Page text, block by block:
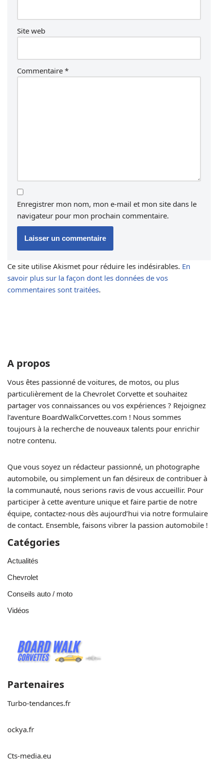
Site web
Commentaire *
Enregistrer mon nom, mon e-mail et mon site dans le
navigateur pour mon prochain commentaire.
Ce site utilise Akismet pour réduire les indésirables. En
savoir plus sur la façon dont les données de vos
commentaires sont traitées.
A propos
Vous êtes passionné de voitures, de motos, ou plus
particulièrement de la Chevrolet Corvette et souhaitez
partager vos connaissances ou vos expériences ? Rejoignez
l’aventure BoardWalkCorvettes.com ! Nous sommes
toujours à la recherche de nouveaux talents pour enrichir
notre contenu.
Que vous soyez un rédacteur passionné, un photographe
automobile, ou simplement un fan désireux de contribuer à
la communauté, nous serions ravis de vous accueillir. Pour
participer à cette aventure unique et faire partie de notre
équipe, contactez-nous dès aujourd’hui via notre formulaire
de contact. Ensemble, faisons vibrer la passion automobile !
Catégories
Actualités
Chevrolet
Conseils auto / moto
Vidéos
Partenaires
Turbo-tendances.fr
ockya.fr
Cts-media.eu